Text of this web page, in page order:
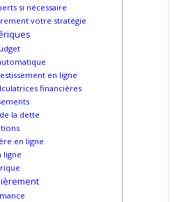
si nécessaire
votre stratégie
en ligne
financières
la dette
en ligne
ligne